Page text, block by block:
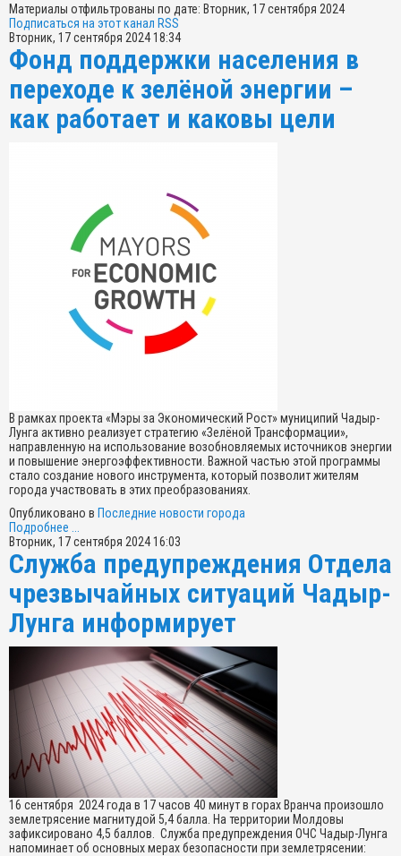
Материалы отфильтрованы по дате: Вторник, 17 сентября 2024
Подписаться на этот канал RSS
Вторник, 17 сентября 2024 18:34
Фонд поддержки населения в
переходе к зелёной энергии –
как работает и каковы цели
В рамках проекта «Мэры за Экономический Рост» муниципий Чадыр-
Лунга активно реализует стратегию «Зелёной Трансформации»,
направленную на использование возобновляемых источников энергии
и повышение энергоэффективности. Важной частью этой программы
стало создание нового инструмента, который позволит жителям
города участвовать в этих преобразованиях.
Опубликовано в Последние новости города
Подробнее ...
Вторник, 17 сентября 2024 16:03
Служба предупреждения Отдела
чрезвычайных ситуаций Чадыр-
Лунга информирует
16 сентября 2024 года в 17 часов 40 минут в горах Вранча произошло
землетрясение магнитудой 5,4 балла. На территории Молдовы
зафиксировано 4,5 баллов. Служба предупреждения ОЧС Чадыр-Лунга
напоминает об основных мерах безопасности при землетрясении: